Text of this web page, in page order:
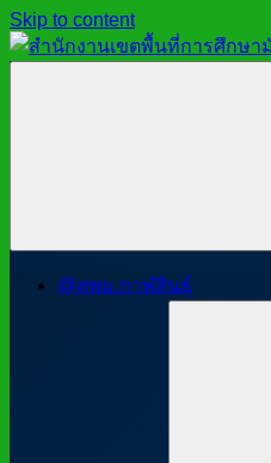
Skip to content
มัธยมศึกษา
กาฬสินธุ์
ศึกษา
มัธยมศึกษา
@สพม.กาฬสินธุ์